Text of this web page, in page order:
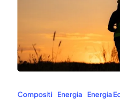
eoliche:
Compositi Energia Energia